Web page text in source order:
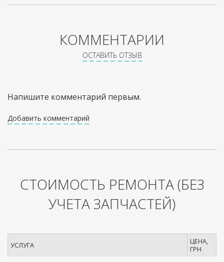
КОММЕНТАРИИ
ОСТАВИТЬ ОТЗЫВ
Напишите комментарий первым.
Добавить комментарий
СТОИМОСТЬ РЕМОНТА(БЕЗ
УЧЕТА ЗАПЧАСТЕЙ)
УСЛУГА
ЦЕНА,
ГРН